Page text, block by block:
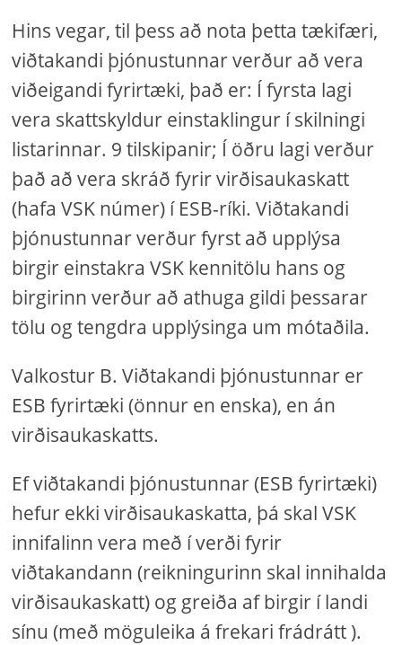
Hins vegar, til þess að nota þetta tækifæri,
viðtakandi þjónustunnar verður að vera
viðeigandi fyrirtæki, það er: Í fyrsta lagi
vera skattskyldur einstaklingur í skilningi
listarinnar. 9 tilskipanir; Í öðru lagi verður
það að vera skráð fyrir virðisaukaskatt
(hafa VSK númer) í ESB-ríki. Viðtakandi
þjónustunnar verður fyrst að upplýsa
birgir einstakra VSK kennitölu hans og
birgirinn verður að athuga gildi þessarar
tölu og tengdra upplýsinga um mótaðila.
Valkostur B. Viðtakandi þjónustunnar er
ESB fyrirtæki (önnur en enska), en án
virðisaukaskatts.
Ef viðtakandi þjónustunnar (ESB fyrirtæki)
hefur ekki virðisaukaskatta, þá skal VSK
innifalinn vera með í verði fyrir
viðtakandann (reikningurinn skal innihalda
virðisaukaskatt) og greiða af birgir í landi
sínu (með möguleika á frekari frádrátt ).